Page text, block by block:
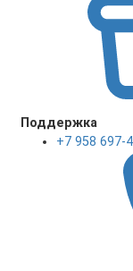
Поддержка
+7 958 697-